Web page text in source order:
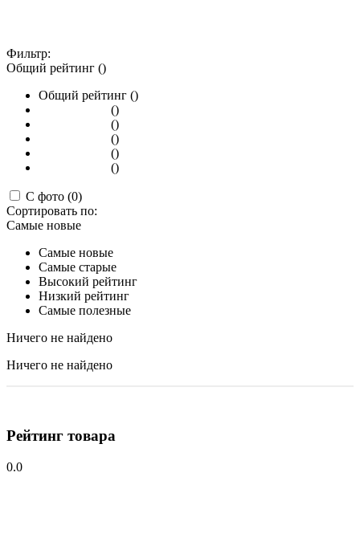
Фильтр:
Общий рейтинг ()
Общий рейтинг ()
()
()
()
()
()
С фото (0)
Сортировать по:
Самые новые
Самые новые
Самые старые
Высокий рейтинг
Низкий рейтинг
Самые полезные
Ничего не найдено
Ничего не найдено
Рейтинг товара
0.0